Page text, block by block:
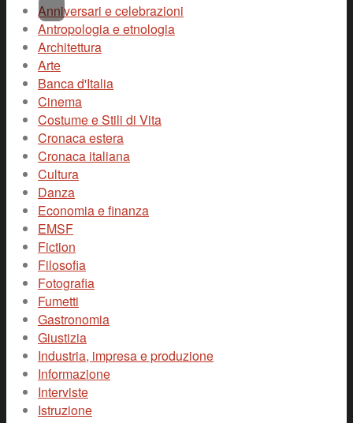
Anniversari e celebrazioni
Antropologia e etnologia
Architettura
Arte
Banca d'Italia
Cinema
Costume e Stili di Vita
Cronaca estera
Cronaca italiana
Cultura
Danza
Economia e finanza
EMSF
Fiction
Filosofia
Fotografia
Fumetti
Gastronomia
Giustizia
Industria, impresa e produzione
Informazione
Interviste
Istruzione